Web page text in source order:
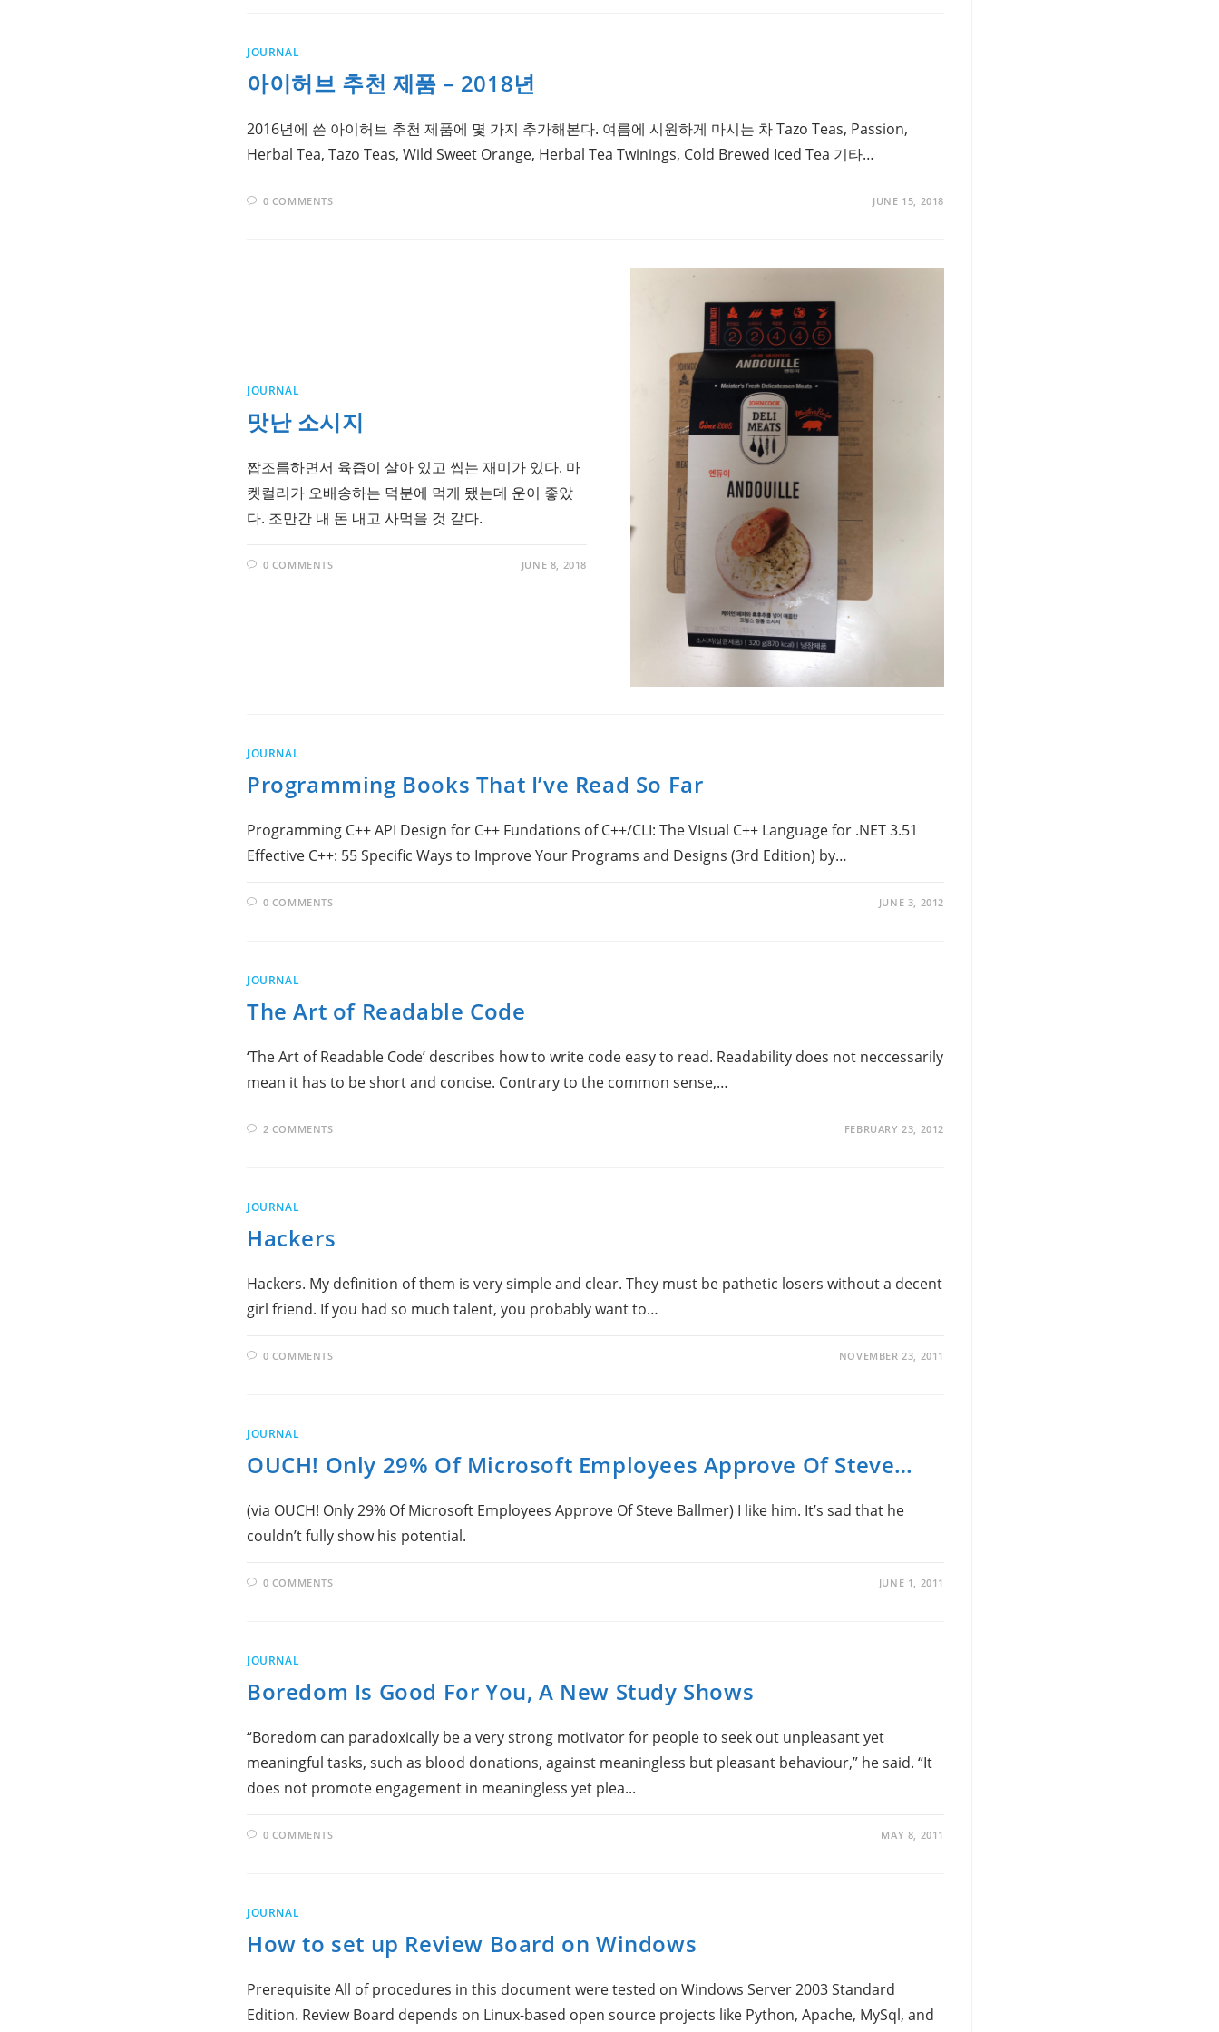
JOURNAL
아이허브 추천 제품 – 2018년
2016년에 쓴 아이허브 추천 제품에 몇 가지 추가해본다. 여름에 시원하게 마시는 차 Tazo Teas, Passion,
Herbal Tea, Tazo Teas, Wild Sweet Orange, Herbal Tea Twinings, Cold Brewed Iced Tea 기타…
0 COMMENTS JUNE 15, 2018
JOURNAL
맛난 소시지
짭조름하면서 육즙이 살아 있고 씹는 재미가 있다. 마
켓컬리가 오배송하는 덕분에 먹게 됐는데 운이 좋았
다. 조만간 내 돈 내고 사먹을 것 같다.
0 COMMENTS JUNE 8, 2018
JOURNAL
Programming Books That I’ve Read So Far
Programming C++ API Design for C++ Fundations of C++/CLI: The VIsual C++ Language for .NET 3.51
Effective C++: 55 Specific Ways to Improve Your Programs and Designs (3rd Edition) by…
0 COMMENTS JUNE 3, 2012
JOURNAL
The Art of Readable Code
‘The Art of Readable Code’ describes how to write code easy to read. Readability does not neccessarily
mean it has to be short and concise. Contrary to the common sense,…
2 COMMENTS FEBRUARY 23, 2012
JOURNAL
Hackers
Hackers. My definition of them is very simple and clear. They must be pathetic losers without a decent
girl friend. If you had so much talent, you probably want to…
0 COMMENTS NOVEMBER 23, 2011
JOURNAL
OUCH! Only 29% Of Microsoft Employees Approve Of Steve…
(via OUCH! Only 29% Of Microsoft Employees Approve Of Steve Ballmer) I like him. It’s sad that he
couldn’t fully show his potential.
0 COMMENTS JUNE 1, 2011
JOURNAL
Boredom Is Good For You, A New Study Shows
“Boredom can paradoxically be a very strong motivator for people to seek out unpleasant yet
meaningful tasks, such as blood donations, against meaningless but pleasant behaviour,” he said. “It
does not promote engagement in meaningless yet plea...
0 COMMENTS MAY 8, 2011
JOURNAL
How to set up Review Board on Windows
Prerequisite All of procedures in this document were tested on Windows Server 2003 Standard
Edition. Review Board depends on Linux-based open source projects like Python, Apache, MySql, and